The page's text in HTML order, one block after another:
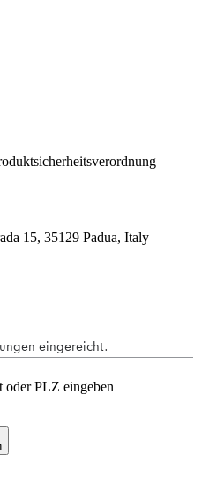
15, 35129 Padua, Italy
oder PLZ eingeben